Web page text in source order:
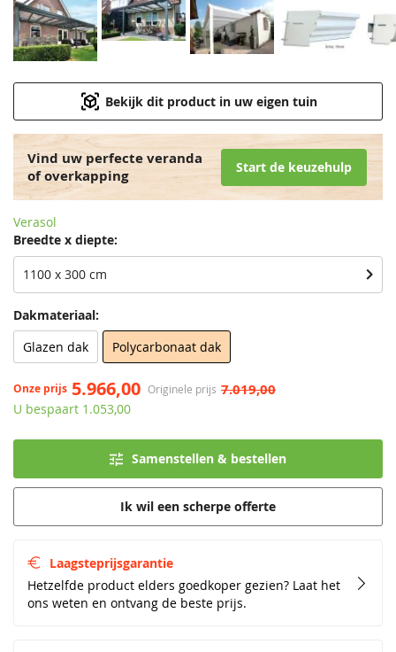
Bekijk dit product in uw eigen tuin
Vind uw perfecte veranda
of overkapping
Start de keuzehulp
Verasol
Breedte x diepte:
1100 x 300 cm
Dakmateriaal:
Glazen dak
Polycarbonaat dak
Originele prijs 7.019,00
Onze prijs 5.966,00
U bespaart 1.053,00
Laagsteprijsgarantie
Hetzelfde product elders goedkoper gezien? Laat het
ons weten en ontvang de beste prijs.
Samenstellen & bestellen
Ik wil een scherpe offerte